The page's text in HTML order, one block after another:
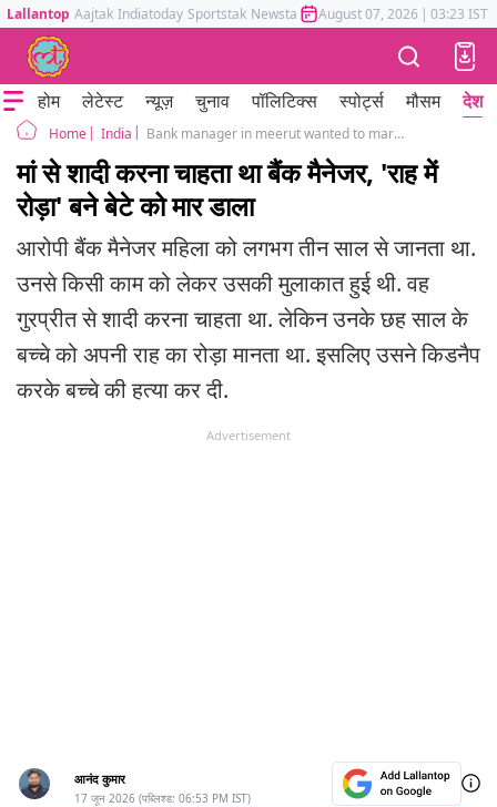
Lallantop Aajtak Indiatoday Sportstak Newstak Mumbai Tak Astrotak
August 07, 2026 | 03:23 IST
होम लेटेस्ट न्यूज़ चुनाव पॉलिटिक्स स्पोर्ट्स मौसम देश
Home India Bank manager in meerut wanted to marry women so killed her six year old son
मां से शादी करना चाहता था बैंक मैनेजर, 'राह में
रोड़ा' बने बेटे को मार डाला
आरोपी बैंक मैनेजर महिला को लगभग तीन साल से जानता था.
उनसे किसी काम को लेकर उसकी मुलाकात हुई थी. वह
गुरप्रीत से शादी करना चाहता था. लेकिन उनके छह साल के
बच्चे को अपनी राह का रोड़ा मानता था. इसलिए उसने किडनैप
करके बच्चे की हत्या कर दी.
Advertisement
आनंद कुमार
17 जून 2026 (पब्लिश्ड: 06:53 PM IST)